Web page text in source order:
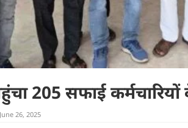
205 सफाई कर्मचारियों
June 26, 2025